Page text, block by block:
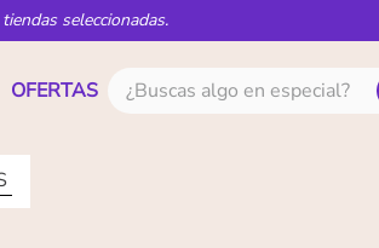
seleccionadas.
OFERTAS ¿Buscas algo en especial?